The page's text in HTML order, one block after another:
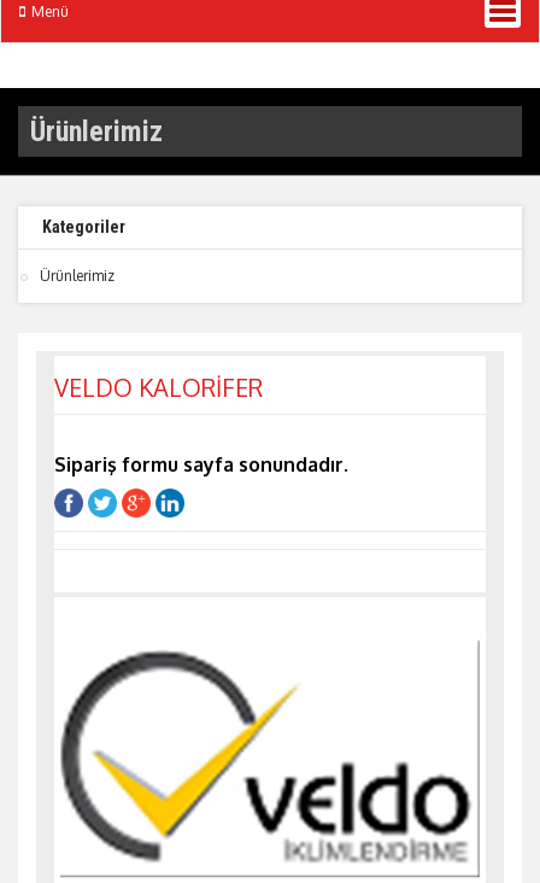
Menü
Ürünlerimiz
Kategoriler
Ürünlerimiz
VELDO KALORİFER
Sipariş formu sayfa sonundadır.